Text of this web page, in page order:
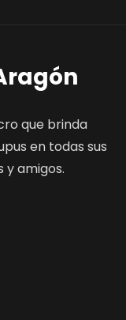
que brinda
en todas sus
y amigos.